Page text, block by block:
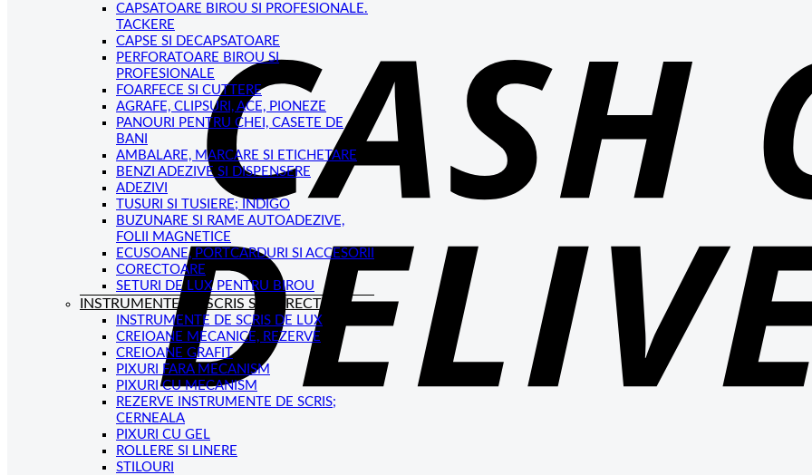
CAPSATOARE BIROU SI PROFESIONALE.
TACKERE
CAPSE SI DECAPSATOARE
PERFORATOARE BIROU SI
PROFESIONALE
FOARFECE SI CUTTERE
AGRAFE, CLIPSURI, ACE, PIONEZE
PANOURI PENTRU CHEI, CASETE DE
BANI
AMBALARE, MARCARE SI ETICHETARE
BENZI ADEZIVE SI DISPENSERE
ADEZIVI
TUSURI SI TUSIERE; INDIGO
BUZUNARE SI RAME AUTOADEZIVE,
FOLII MAGNETICE
ECUSOANE, PORTCARDURI SI ACCESORII
CORECTOARE
SETURI DE LUX PENTRU BIROU
INSTRUMENTE DE SCRIS SI CORECTAT
INSTRUMENTE DE SCRIS DE LUX
CREIOANE MECANICE, REZERVE
CREIOANE GRAFIT
PIXURI FARA MECANISM
PIXURI CU MECANISM
REZERVE INSTRUMENTE DE SCRIS;
CERNEALA
PIXURI CU GEL
ROLLERE SI LINERE
STILOURI